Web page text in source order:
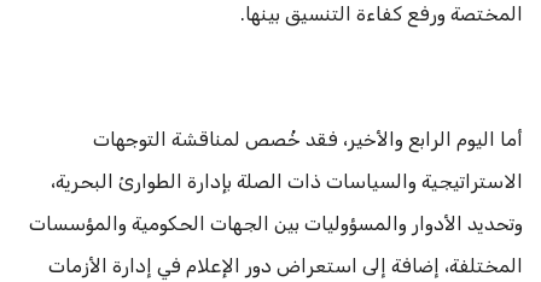
المختصة ورفع كفاءة التنسيق بينها.
أما اليوم الرابع والأخير، فقد خُصص لمناقشة التوجهات
الاستراتيجية والسياسات ذات الصلة بإدارة الطوارئ البحرية،
وتحديد الأدوار والمسؤوليات بين الجهات الحكومية والمؤسسات
المختلفة، إضافة إلى استعراض دور الإعلام في إدارة الأزمات